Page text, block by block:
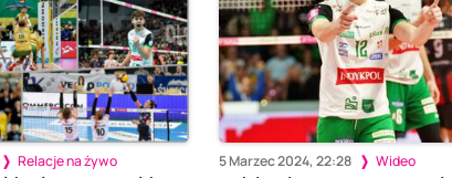
Relacje na żywo 5 Marzec 2024, 22:28 Wideo